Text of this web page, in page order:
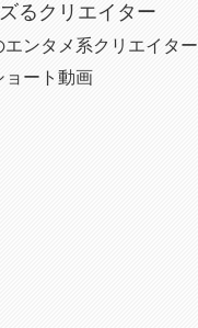
るクリエイター
ンタメ系クリエイター
ョート動画